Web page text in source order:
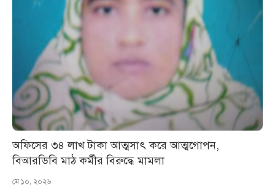
অফিসের ৩৪ লাখ টাকা আত্মসাৎ করে আত্মগোপন,
বিআরডিবি মাঠ কর্মীর বিরুদ্ধে মামলা
মে ১০, ২০২৬